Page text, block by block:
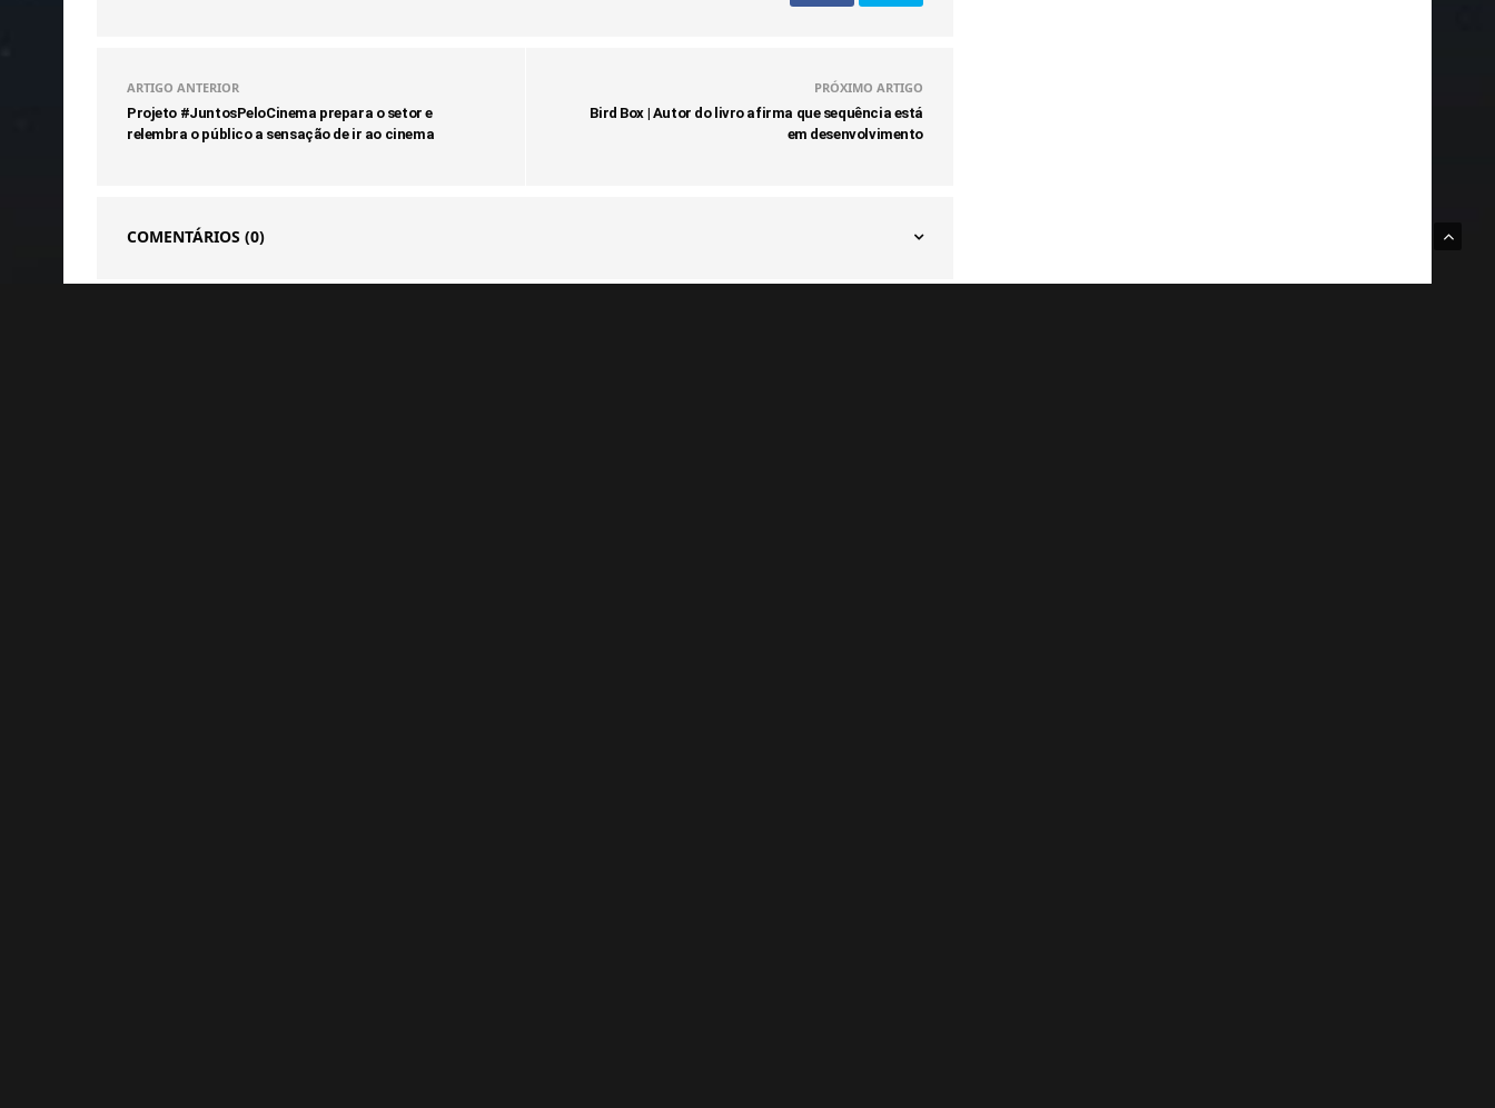
ARTIGO ANTERIOR
Projeto #JuntosPeloCinema prepara o setor e
relembra o público a sensação de ir ao cinema
PRÓXIMO ARTIGO
Bird Box | Autor do livro afirma que sequência está
em desenvolvimento
COMENTÁRIOS (0)